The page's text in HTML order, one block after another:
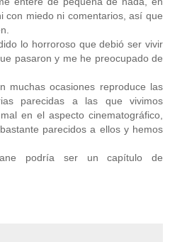
con miedo ni comentarios, así que
lo horroroso que debió ser vivir
pasaron y me he preocupado de
muchas ocasiones reproduce las
parecidas a las que vivimos
en el aspecto cinematográfico,
parecidos a ellos y hemos
podría ser un capítulo de